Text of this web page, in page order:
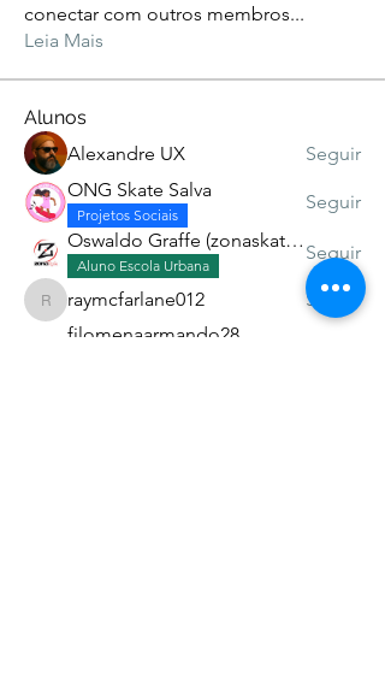
conectar com outros membros...
Leia Mais
Alunos
Alexandre UX
Seguir
ONG Skate Salva
Projetos Sociais
Seguir
Oswaldo Graffe (zonaskatev)
Aluno Escola Urbana
Seguir
raymcfarlane012
raymcfarlane012
Seguir
filomenaarmando28